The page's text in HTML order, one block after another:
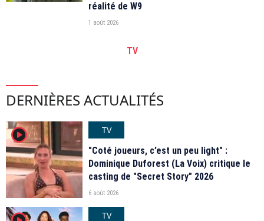
réalité de W9
1 août 2026
TV
DERNIÈRES ACTUALITÉS
player2
TV
"Coté joueurs, c’est un peu light" :
Dominique Duforest (La Voix) critique le
casting de "Secret Story" 2026
6 août 2026
TV